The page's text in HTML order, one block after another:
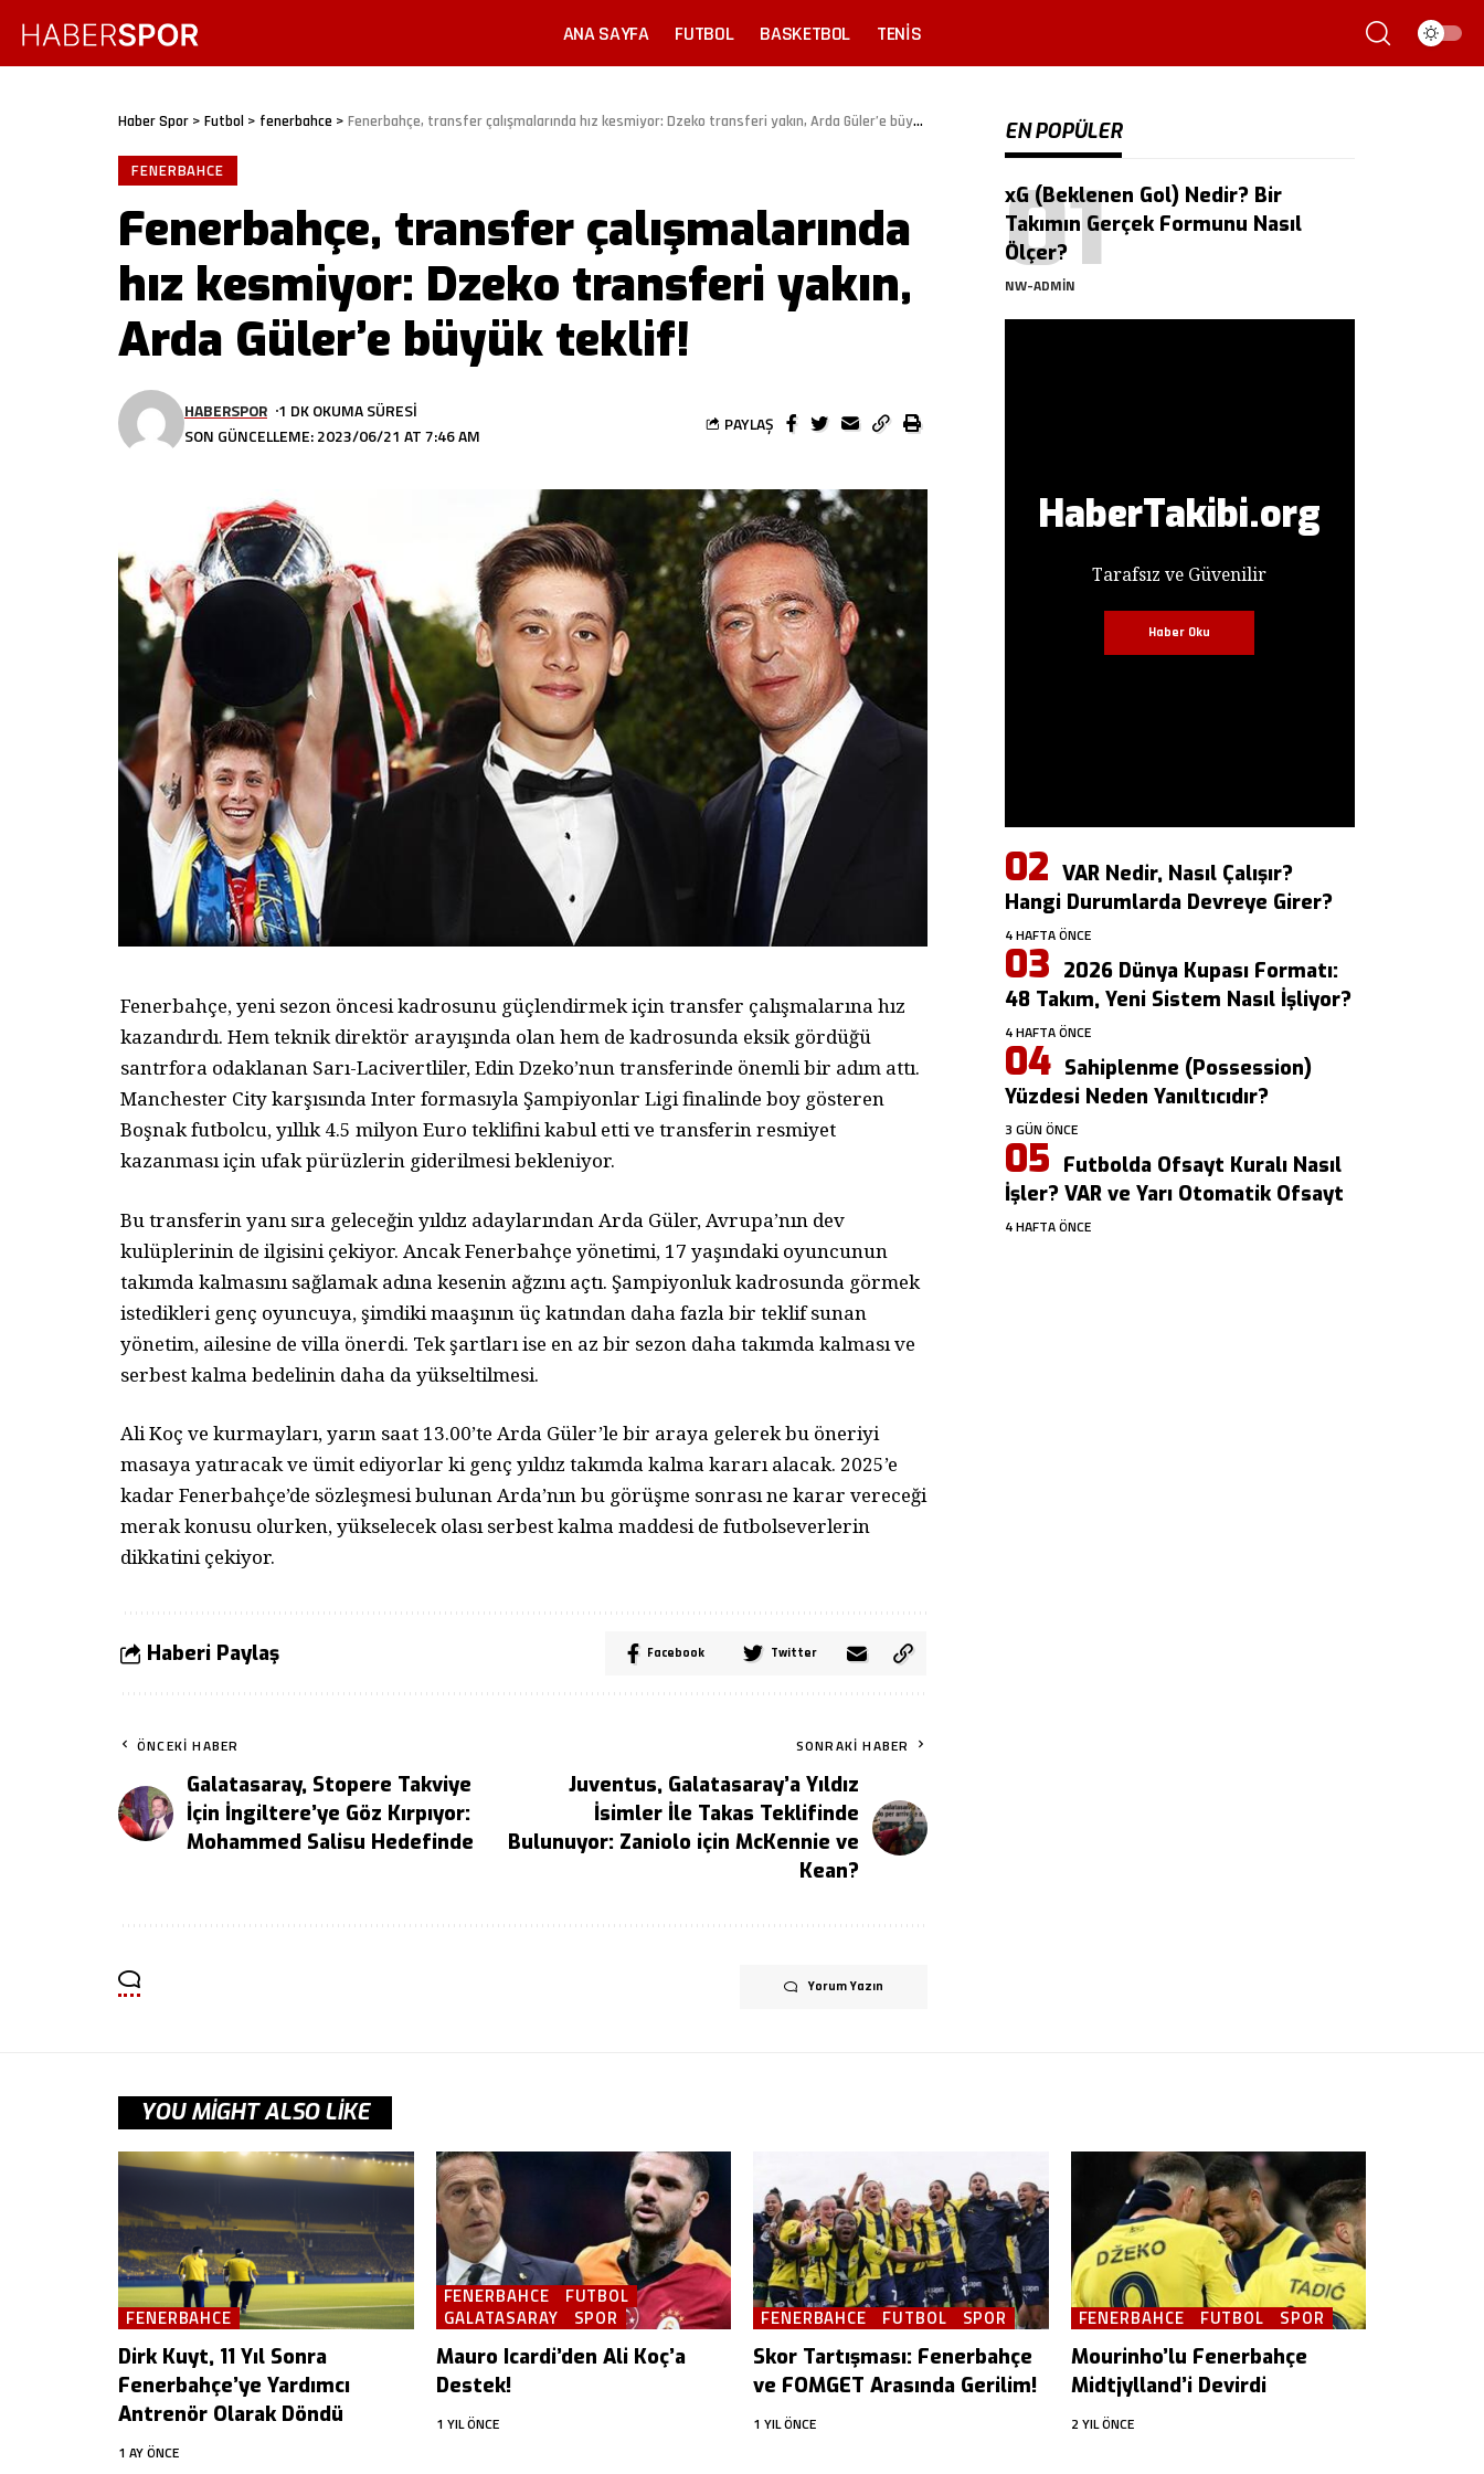
ANA SAYFA FUTBOL BASKETBOL TENIS
Haber Spor > Futbol > fenerbahce > Fenerbahçe, transfer çalışmalarında hız kesmiyor: Dzeko transferi yakın, Arda Güler’e büyük teklif!
FENERBAHCE
Fenerbahçe, transfer çalışmalarında
hız kesmiyor: Dzeko transferi yakın,
Arda Güler’e büyük teklif!
SON GÜNCELLEME: 2023/06/21 AT 7:46 AM
HABERSPOR 1 DK OKUMA SÜRESI
PAYLAŞ
Fenerbahçe, yeni sezon öncesi kadrosunu güçlendirmek için transfer çalışmalarına hız
kazandırdı. Hem teknik direktör arayışında olan hem de kadrosunda eksik gördüğü
santrfora odaklanan Sarı-Lacivertliler, Edin Dzeko’nun transferinde önemli bir adım attı.
Manchester City karşısında Inter formasıyla Şampiyonlar Ligi finalinde boy gösteren
Boşnak futbolcu, yıllık 4.5 milyon Euro teklifini kabul etti ve transferin resmiyet
kazanması için ufak pürüzlerin giderilmesi bekleniyor.
Bu transferin yanı sıra geleceğin yıldız adaylarından Arda Güler, Avrupa’nın dev
kulüplerinin de ilgisini çekiyor. Ancak Fenerbahçe yönetimi, 17 yaşındaki oyuncunun
takımda kalmasını sağlamak adına kesenin ağzını açtı. Şampiyonluk kadrosunda görmek
istedikleri genç oyuncuya, şimdiki maaşının üç katından daha fazla bir teklif sunan
yönetim, ailesine de villa önerdi. Tek şartları ise en az bir sezon daha takımda kalması ve
serbest kalma bedelinin daha da yükseltilmesi.
Ali Koç ve kurmayları, yarın saat 13.00’te Arda Güler’le bir araya gelerek bu öneriyi
masaya yatıracak ve ümit ediyorlar ki genç yıldız takımda kalma kararı alacak. 2025’e
kadar Fenerbahçe’de sözleşmesi bulunan Arda’nın bu görüşme sonrası ne karar vereceği
merak konusu olurken, yükselecek olası serbest kalma maddesi de futbolseverlerin
dikkatini çekiyor.
Haberi Paylaş Facebook Twitter
ÖNCEKI HABER
Galatasaray, Stopere Takviye
İçin İngiltere’ye Göz Kırpıyor:
Mohammed Salisu Hedefinde
SONRAKI HABER
Juventus, Galatasaray’a Yıldız
İsimler İle Takas Teklifinde
Bulunuyor: Zaniolo için McKennie ve
Kean?
Yorum Yazın
EN POPÜLER
xG (Beklenen Gol) Nedir? Bir
Takımın Gerçek Formunu Nasıl
Ölçer?
NW-ADMIN
HaberTakibi.org
Tarafsız ve Güvenilir
Haber Oku
VAR Nedir, Nasıl Çalışır?
Hangi Durumlarda Devreye Girer?
4 HAFTA ÖNCE
2026 Dünya Kupası Formatı:
48 Takım, Yeni Sistem Nasıl İşliyor?
4 HAFTA ÖNCE
Sahiplenme (Possession)
Yüzdesi Neden Yanıltıcıdır?
3 GÜN ÖNCE
Futbolda Ofsayt Kuralı Nasıl
İşler? VAR ve Yarı Otomatik Ofsayt
4 HAFTA ÖNCE
YOU MIGHT ALSO LIKE
FENERBAHCE
Dirk Kuyt, 11 Yıl Sonra
Fenerbahçe’ye Yardımcı
Antrenör Olarak Döndü
1 AY ÖNCE
FENERBAHCE
FUTBOL
GALATASARAY
SPOR
Mauro Icardi’den Ali Koç’a
Destek!
1 YIL ÖNCE
FENERBAHCE FUTBOL SPOR
Skor Tartışması: Fenerbahçe
ve FOMGET Arasında Gerilim!
1 YIL ÖNCE
FENERBAHCE FUTBOL SPOR
Mourinho’lu Fenerbahçe
Midtjylland’i Devirdi
2 YIL ÖNCE